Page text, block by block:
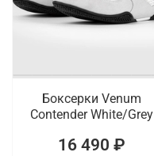
Боксерки Venum
Contender White/Grey
16 490 ₽